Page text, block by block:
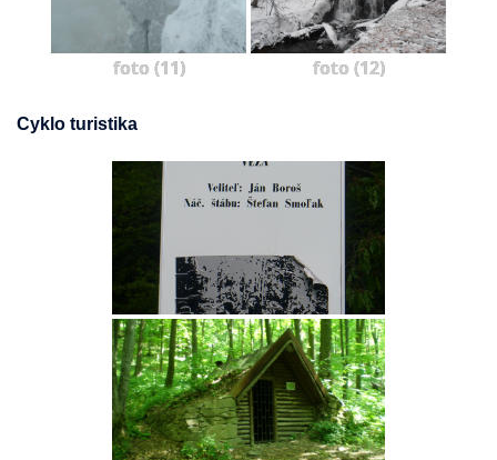
foto (11) foto (12)
Cyklo turistika